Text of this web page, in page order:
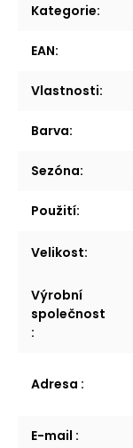
Kategorie:
EAN:
Vlastnosti:
Barva:
Sezóna:
Použití:
Velikost:
Výrobní
společnost
:
Adresa :
E-mail :